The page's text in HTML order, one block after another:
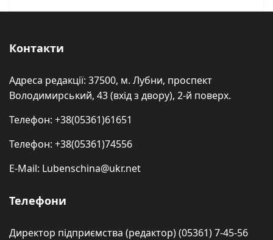
Контакти
Адреса редакції: 37500, м. Лубни, проспект
Володимирський, 43 (вхід з двору), 2-й поверх.
Телефон: +38(05361)61651
Телефон: +38(05361)74556
E-Mail: Lubenschina@ukr.net
Телефони
Директор підприємства (редактор) (05361) 7-45-56